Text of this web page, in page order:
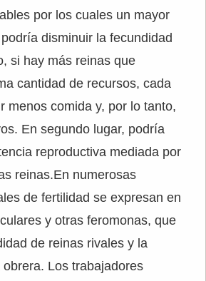
por los cuales un mayor
disminuir la fecundidad
si hay más reinas que
cantidad de recursos, cada
menos comida y, por lo tanto,
En segundo lugar, podría
reproductiva mediada por
reinas.En numerosas
de fertilidad se expresan en
y otras feromonas, que
de reinas rivales y la
Los trabajadores